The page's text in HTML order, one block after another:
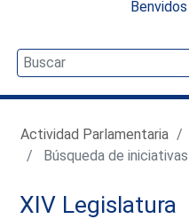
Benvidos
Actividad Parlamentaria
Búsqueda de iniciativas
XIV Legislatura